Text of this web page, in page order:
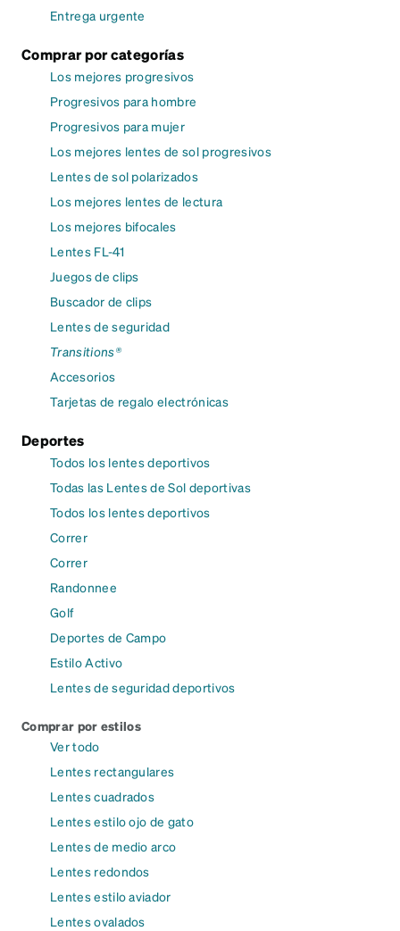
Entrega urgente
Comprar por categorías
Los mejores progresivos
Progresivos para hombre
Progresivos para mujer
Los mejores lentes de sol progresivos
Lentes de sol polarizados
Los mejores lentes de lectura
Los mejores bifocales
Lentes FL-41
Juegos de clips
Buscador de clips
Lentes de seguridad
Transitions®
Accesorios
Tarjetas de regalo electrónicas
Deportes
Todos los lentes deportivos
Todas las Lentes de Sol deportivas
Todos los lentes deportivos
Correr
Correr
Randonnee
Golf
Deportes de Campo
Estilo Activo
Lentes de seguridad deportivos
Comprar por estilos
Ver todo
Lentes rectangulares
Lentes cuadrados
Lentes estilo ojo de gato
Lentes de medio arco
Lentes redondos
Lentes estilo aviador
Lentes ovalados